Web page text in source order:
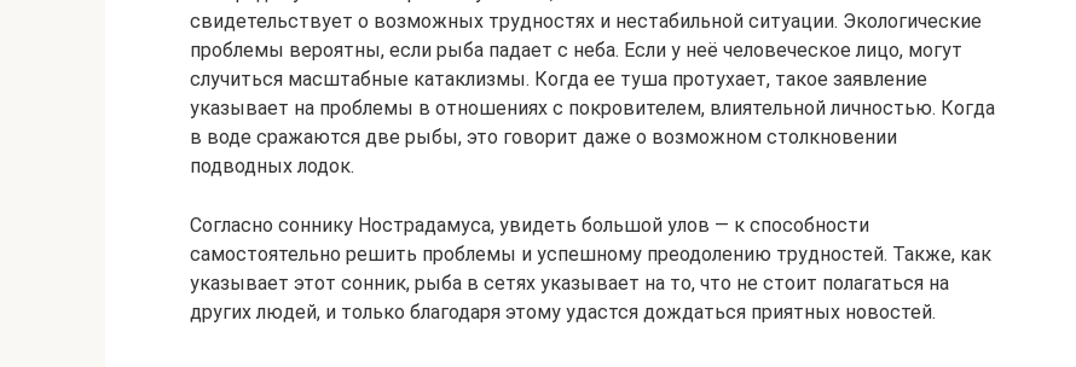
свидетельствует о возможных трудностях и нестабильной ситуации. Экологические
проблемы вероятны, если рыба падает с неба. Если у неё человеческое лицо, могут
случиться масштабные катаклизмы. Когда ее туша протухает, такое заявление
указывает на проблемы в отношениях с покровителем, влиятельной личностью. Когда
в воде сражаются две рыбы, это говорит даже о возможном столкновении
подводных лодок.
Согласно соннику Нострадамуса, увидеть большой улов — к способности
самостоятельно решить проблемы и успешному преодолению трудностей. Также, как
указывает этот сонник, рыба в сетях указывает на то, что не стоит полагаться на
других людей, и только благодаря этому удастся дождаться приятных новостей.